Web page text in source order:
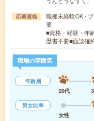
応募資格
職種未経験OK /
要
■資格・経験・年
歴書不要■面談確
職場の雰囲気
年齢層
20代
男女比率
女性